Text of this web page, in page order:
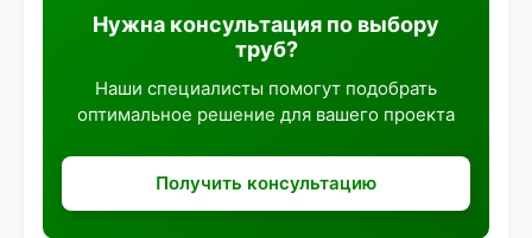
Нужна консультация по выбору
труб?
Наши специалисты помогут подобрать
оптимальное решение для вашего проекта
Получить консультацию